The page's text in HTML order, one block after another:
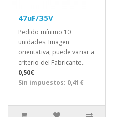
47uF/35V
Pedido mínimo 10
unidades. Imagen
orientativa, puede variar a
criterio del Fabricante..
0,50€
Sin impuestos: 0,41€